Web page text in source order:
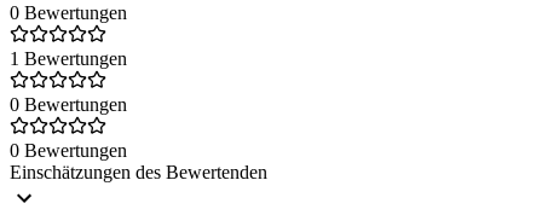
0 Bewertungen
1 Bewertungen
0 Bewertungen
0 Bewertungen
Einschätzungen des Bewertenden